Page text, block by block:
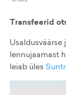
Transfeerid
lennujaamast
leiab üles